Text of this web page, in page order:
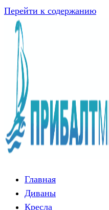
Перейти к содержанию
Главная
Диваны
Кресла